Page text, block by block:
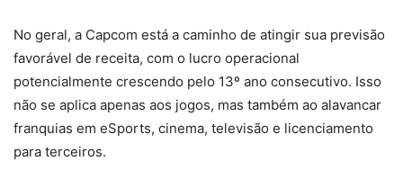
No geral, a Capcom está a caminho de atingir sua previsão
favorável de receita, com o lucro operacional
potencialmente crescendo pelo 13º ano consecutivo. Isso
não se aplica apenas aos jogos, mas também ao alavancar
franquias em eSports, cinema, televisão e licenciamento
para terceiros.